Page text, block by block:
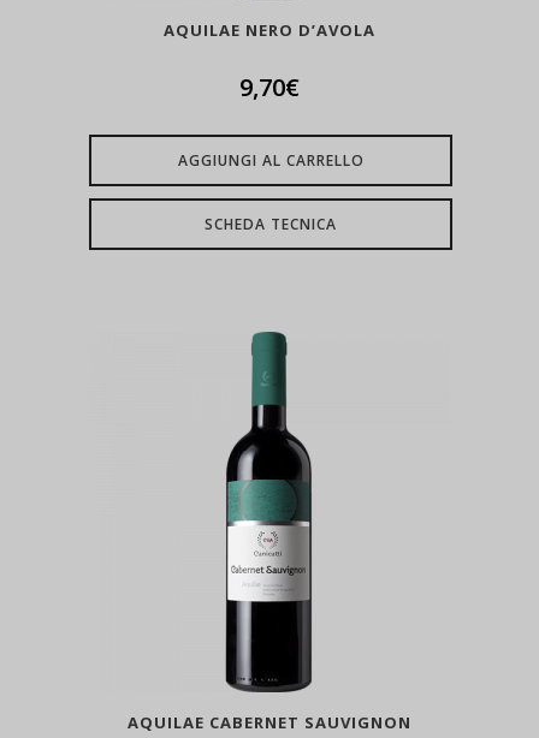
AQUILAE NERO D’AVOLA
9,70€
AGGIUNGI AL CARRELLO
SCHEDA TECNICA
AQUILAE CABERNET SAUVIGNON